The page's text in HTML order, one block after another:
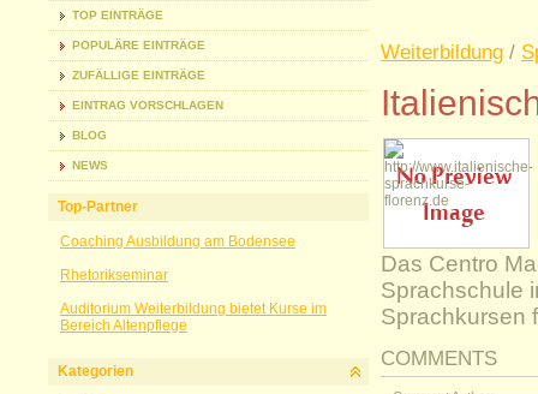
TOP EINTRÄGE
POPULÄRE EINTRÄGE
ZUFÄLLIGE EINTRÄGE
EINTRAG VORSCHLAGEN
BLOG
NEWS
Top-Partner
Coaching Ausbildung am Bodensee
Rhetorikseminar
Auditorium Weiterbildung bietet Kurse im
Bereich Altenpflege
Kategorien
Weiterbildung /
Das Centro
Sprachschule
Sprachkursen
COMMENTS